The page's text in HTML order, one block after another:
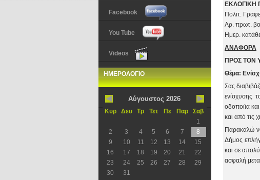
Facebook
You Tube
Videos
ΗΜΕΡΟΛΟΓΙΟ
Αύγουστος 2026
Κυρ Δευ Τρ Τετ Πε Παρ
Σαβ
1
2
3 4 5 6 7
8
9
10 11 12 13 14
15
16
17 18 19 20 21
22
23
24 25 26 27 28
29
30
31
ΕΚΛΟΓΙΚΗ
Πολιτ.
Αρ. πρωτ.
Ημερ.
ΑΝΑΦΟΡΑ
ΠΡΟΣ ΤOΝ
Θέμα:
Σας
ενίσχυσης
οδοποιϊα
και από τις
Παρακαλώ
Δήμος
και σε
ασφαλή